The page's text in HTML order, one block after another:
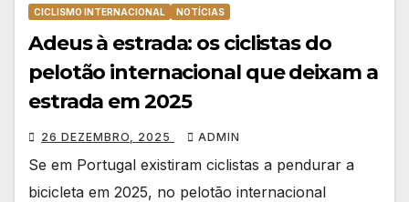
CICLISMO INTERNACIONAL NOTÍCIAS
Adeus à estrada: os ciclistas do
pelotão internacional que deixam a
estrada em 2025
26 DEZEMBRO, 2025 ADMIN
Se em Portugal existiram ciclistas a pendurar a
bicicleta em 2025, no pelotão internacional